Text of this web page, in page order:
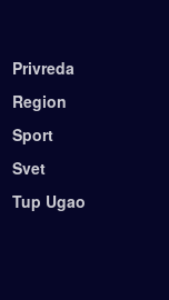
Privreda
Region
Sport
Svet
Tup Ugao